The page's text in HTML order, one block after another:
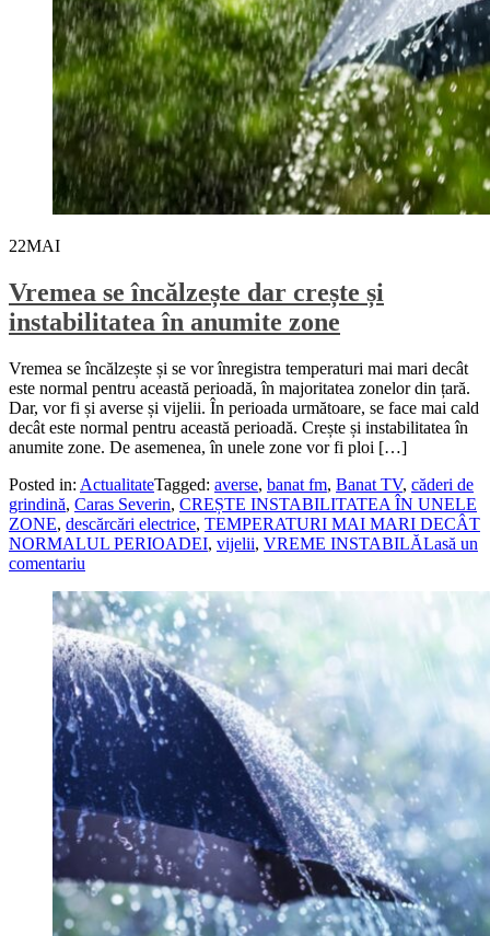
22MAI
Vremea se încălzește dar crește și
instabilitatea în anumite zone
Vremea se încălzește și se vor înregistra temperaturi mai mari decât
este normal pentru această perioadă, în majoritatea zonelor din țară.
Dar, vor fi și averse și vijelii. În perioada următoare, se face mai cald
decât este normal pentru această perioadă. Crește și instabilitatea în
anumite zone. De asemenea, în unele zone vor fi ploi […]
Posted in: ActualitateTagged: averse, banat fm, Banat TV, căderi de
grindină, Caras Severin, CREȘTE INSTABILITATEA ÎN UNELE
ZONE, descărcări electrice, TEMPERATURI MAI MARI DECÂT
NORMALUL PERIOADEI, vijelii, VREME INSTABILĂLasă un
comentariu